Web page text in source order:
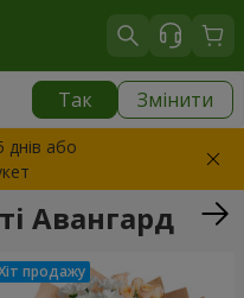
Так Змінити
днів або
Авангард